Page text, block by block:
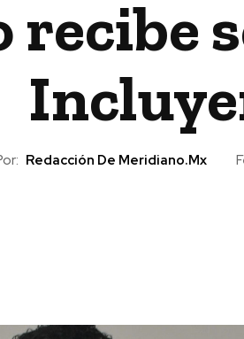
Redacción De Meridiano.mx